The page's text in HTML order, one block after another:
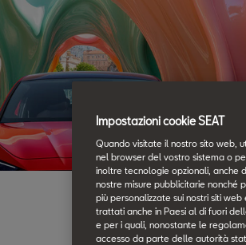
Impostazioni cookie SEAT
Quando visitate il nostro sito web,
nel browser del vostro sistema o
inoltre tecnologie opzionali, anche
nostre misure pubblicitarie nonché
più personalizzate sui nostri siti
trattati anche in Paesi al di fuori
e per i quali, nonostante le
accesso da parte delle autorità